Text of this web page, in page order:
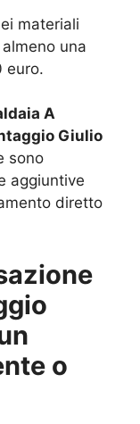
materiali
una
euro.
A
Giulio
sono
aggiuntive
diretto
o